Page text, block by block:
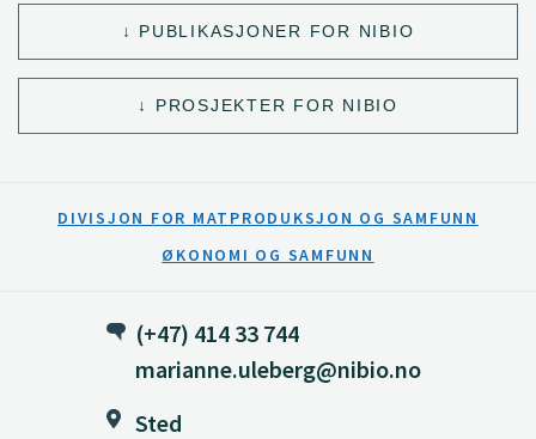
PUBLIKASJONER FOR NIBIO
PROSJEKTER FOR NIBIO
DIVISJON FOR MATPRODUKSJON OG SAMFUNN
ØKONOMI OG SAMFUNN
(+47) 414 33 744
marianne.uleberg@nibio.no
Sted